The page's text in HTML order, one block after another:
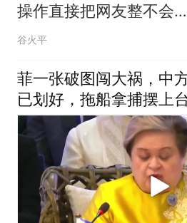
操作直接把网友整不会了
02
谷火平
菲一张破图闯大祸，中
已划好，拖船拿捕摆上